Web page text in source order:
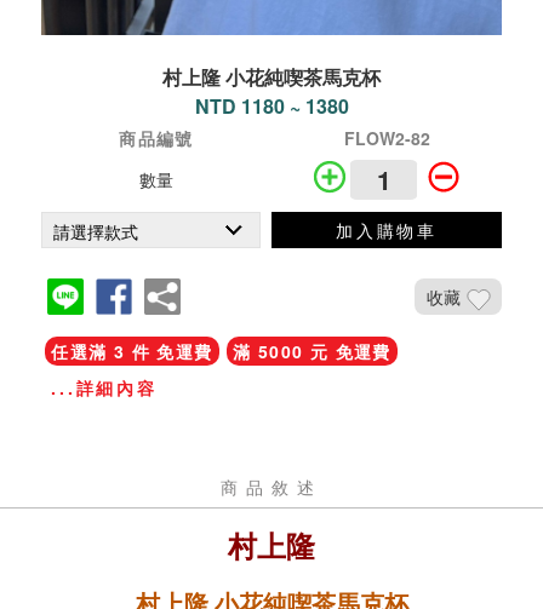
村上隆 小花純喫茶馬克杯
NTD 1180 ~ 1380
商品編號
FLOW2-82
數量
加入購物車
收藏
任選滿 3 件 免運費
滿 5000 元 免運費
...詳細內容
商品敘述